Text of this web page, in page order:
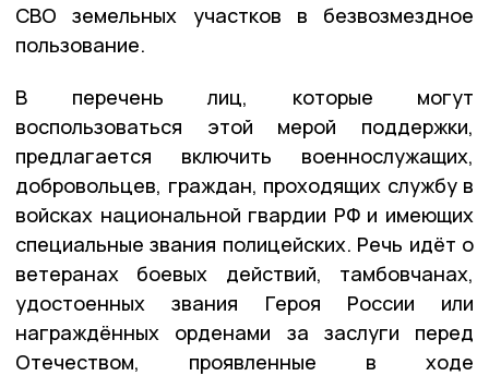
СВО земельных участков в безвозмездное
пользование.
В перечень лиц, которые могут
воспользоваться этой мерой поддержки,
предлагается включить военнослужащих,
добровольцев, граждан, проходящих службу в
войсках национальной гвардии РФ и имеющих
специальные звания полицейских. Речь идёт о
ветеранах боевых действий, тамбовчанах,
удостоенных звания Героя России или
награждённых орденами за заслуги перед
Отечеством, проявленные в ходе